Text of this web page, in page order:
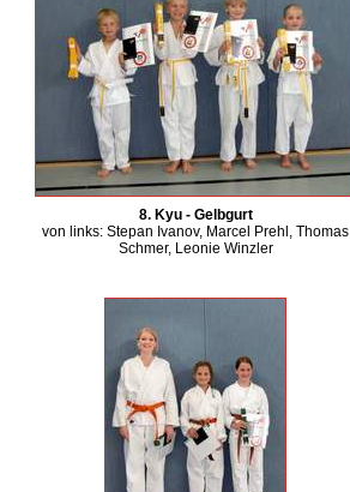
8. Kyu - Gelbgurt
von links: Stepan Ivanov, Marcel Prehl, Thomas
Schmer, Leonie Winzler